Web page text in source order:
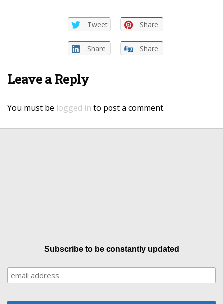
Tweet Share
Share Share
Leave a Reply
You must be logged in to post a comment.
Subscribe to be constantly updated